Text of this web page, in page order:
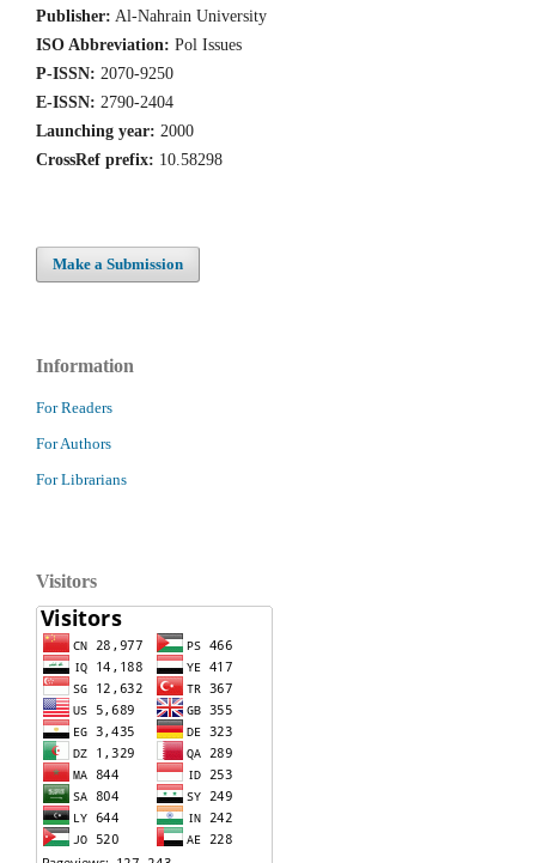
Publisher: Al-Nahrain University
ISO Abbreviation: Pol Issues
P-ISSN: 2070-9250
E-ISSN: 2790-2404
Launching year: 2000
CrossRef prefix: 10.58298
Make a Submission
Information
For Readers
For Authors
For Librarians
Visitors